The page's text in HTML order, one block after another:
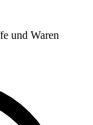
und Waren